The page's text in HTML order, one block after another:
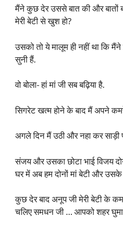
मैंने कुछ देर उससे बात की और बातों
मेरी बेटी से खुश हो?
उसको तो ये मालूम ही नहीं था कि
सुनी हैं.
वो बोला- हां मां जी सब बढ़िया है.
सिगरेट खत्म होने के बाद मैं अपने
अगले दिन मैं उठी और नहा कर साड़ी
संजय और उसका छोटा भाई विजय
घर में अब हम दोनों मां बेटी और
कुछ देर बाद अनूप जी मेरी बेटी के
चलिए समधन जी … आपको शहर